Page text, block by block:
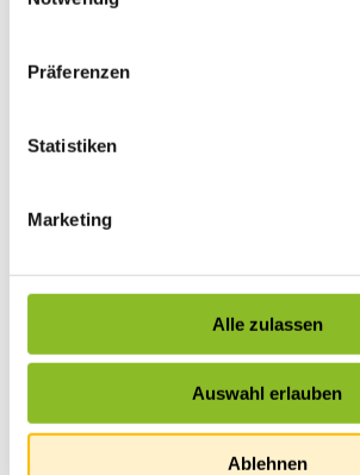
Präferenzen
Statistiken
Marketing
Alle zulassen
Auswahl erlauben
Ablehnen